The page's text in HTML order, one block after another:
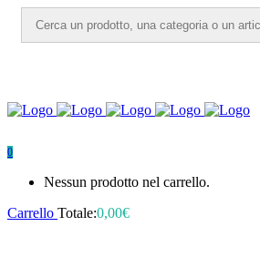
0
Nessun prodotto nel carrello.
Carrello Totale:0,00€